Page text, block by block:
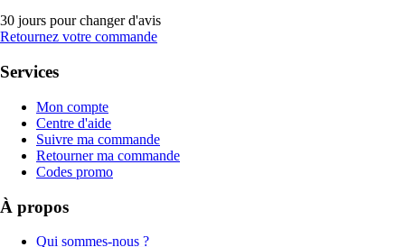
30 jours pour changer d'avis
Retournez votre commande
Services
Mon compte
Centre d'aide
Suivre ma commande
Retourner ma commande
Codes promo
À propos
Qui sommes-nous ?